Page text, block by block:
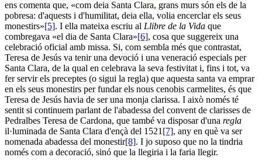
ens comenta que, «com deia Santa Clara, grans murs són els de la
pobresa: d'aquests i d'humilitat, deia ella, volia encerclar els seus
monestirs»[5]. I ella mateixa escriu al Llibre de la Vida que
combregava «el dia de Santa Clara»[6], cosa que suggereix una
celebració oficial amb missa. Si, com sembla més que contrastat,
Teresa de Jesús va tenir una devoció i una veneració especials per
Santa Clara, de la qual en celebrava la seva festivitat i, fins i tot, va
fer servir els preceptes (o sigui la regla) que aquesta santa va emprar
en els seus monestirs per fundar els nous cenobis carmelites, és que
Teresa de Jesús havia de ser una monja clarissa. I això només té
sentit si continuem parlant de l'abadessa del convent de clarisses de
Pedralbes Teresa de Cardona, que també va disposar d'una regla
il·luminada de Santa Clara d'ençà del 1521 [7], any en què va ser
nomenada abadessa del monestir[8]. I jo suposo que no la tindria
només com a decoració, sinó que la llegiria i la faria llegir.